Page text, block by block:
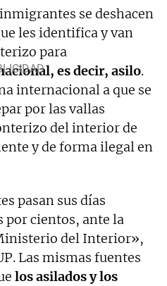
se deshacen
les identifica y van
para
es decir, asilo.
internacional a que se
por las vallas
del interior de
y de forma ilegal en
pasan sus días
por cientos, ante la
del Interior»,
Las mismas fuentes
los asilados y los